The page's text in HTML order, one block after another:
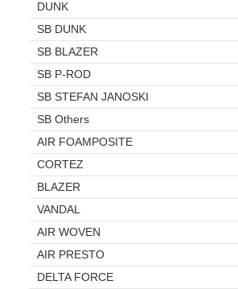
DUNK
SB DUNK
SB BLAZER
SB P-ROD
SB STEFAN JANOSKI
SB Others
AIR FOAMPOSITE
CORTEZ
BLAZER
VANDAL
AIR WOVEN
AIR PRESTO
DELTA FORCE